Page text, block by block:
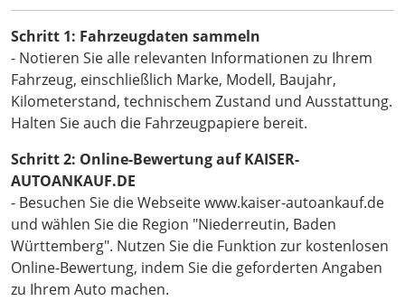
Schritt 1: Fahrzeugdaten sammeln
- Notieren Sie alle relevanten Informationen zu Ihrem
Fahrzeug, einschließlich Marke, Modell, Baujahr,
Kilometerstand, technischem Zustand und Ausstattung.
Halten Sie auch die Fahrzeugpapiere bereit.
Schritt 2: Online-Bewertung auf KAISER-
AUTOANKAUF.DE
- Besuchen Sie die Webseite www.kaiser-autoankauf.de
und wählen Sie die Region "Niederreutin, Baden
Württemberg". Nutzen Sie die Funktion zur kostenlosen
Online-Bewertung, indem Sie die geforderten Angaben
zu Ihrem Auto machen.